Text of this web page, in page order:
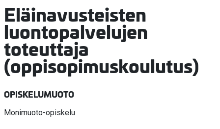
Eläinavusteisten
luontopalvelujen
toteuttaja
(oppisopimuskoulutus)
OPISKELUMUOTO
Monimuoto-opiskelu